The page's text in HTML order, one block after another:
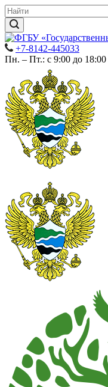
+7-8142-445033
Пн. – Пт.: с 9:00 до 18:00